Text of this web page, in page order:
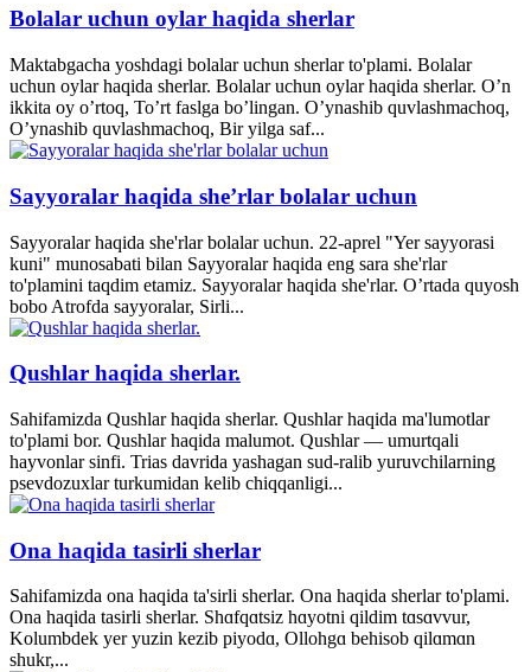
Bolalar uchun oylar haqida sherlar
Maktabgacha yoshdagi bolalar uchun sherlar to'plami. Bolalar
uchun oylar haqida sherlar. Bolalar uchun oylar haqida sherlar. O’n
ikkita oy o’rtoq, To’rt faslga bo’lingan. O’ynashib quvlashmachoq,
O’ynashib quvlashmachoq, Bir yilga saf...
Sayyoralar haqida she’rlar bolalar uchun
Sayyoralar haqida she'rlar bolalar uchun. 22-aprel "Yer sayyorasi
kuni" munosabati bilan Sayyoralar haqida eng sara she'rlar
to'plamini taqdim etamiz. Sayyoralar haqida she'rlar. O’rtada quyosh
bobo Atrofda sayyoralar, Sirli...
Qushlar haqida sherlar.
Sahifamizda Qushlar haqida sherlar. Qushlar haqida ma'lumotlar
to'plami bor. Qushlar haqida malumot. Qushlar — umurtqali
hayvonlar sinfi. Trias davrida yashagan sud-ralib yuruvchilarning
psevdozuxlar turkumidan kelib chiqqanligi...
Ona haqida tasirli sherlar
Sahifamizda ona haqida ta'sirli sherlar. Ona haqida sherlar to'plami.
Ona haqida tasirli sherlar. Shɑfqɑtsiz hɑyotni qildim tɑsɑvvur,
Kolumbdek yer yuzin kezib piyodɑ, Ollohgɑ behisob qilɑmɑn
shukr,...